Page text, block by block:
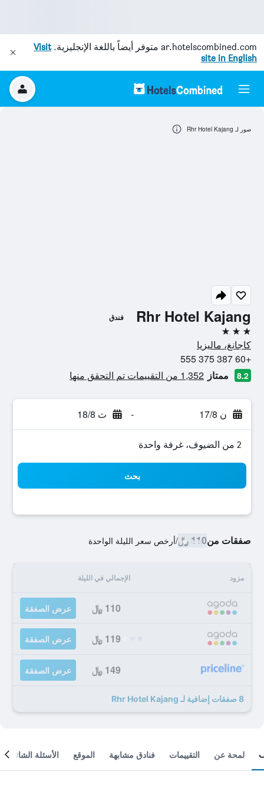
ar.hotelscombined.com متوفر أيضاً باللغة الإنجليزية.Visit
site in English
Rhr Hotel Kajang فندق
3 نجوم
كاجانغ، ماليزيا
+60 387 375 555
8.2 ممتاز 1,352 من التقييمات تم التحقق منها
ن 17/8 - ث 18/8
2 من الضيوف، غرفة واحدة
بحث
صفقات من110 ﷼ /أرخص سعر الليلة الواحدة
مزود الإجمالي في الليلة
110 ﷼ عرض الصفقة
119 ﷼ عرض الصفقة
149 ﷼ عرض الصفقة
8 صفقات إضافية لـ Rhr Hotel Kajang
صور لـ Rhr Hotel Kajang
لمحة عن التقييمات فنادق مشابهة الموقع الأسئلة الشائعة